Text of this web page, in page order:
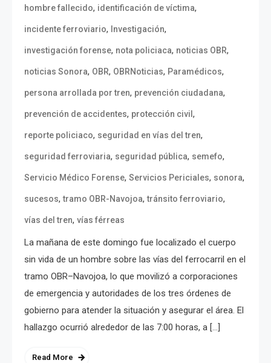
hombre fallecido, identificación de víctima,
incidente ferroviario, Investigación,
investigación forense, nota policiaca, noticias OBR,
noticias Sonora, OBR, OBRNoticias, Paramédicos,
persona arrollada por tren, prevención ciudadana,
prevención de accidentes, protección civil ,
reporte policiaco, seguridad en vías del tren,
seguridad ferroviaria, seguridad pública, semefo,
Servicio Médico Forense, Servicios Periciales, sonora,
sucesos,tramo OBR-Navojoa,tránsito ferroviario,
vías del tren, vías férreas
La mañana de este domingo fue localizado el cuerpo
sin vida de un hombre sobre las vías del ferrocarril en el
tramo OBR–Navojoa, lo que movilizó a corporaciones
de emergencia y autoridades de los tres órdenes de
gobierno para atender la situación y asegurar el área. El
hallazgo ocurrió alrededor de las 7:00 horas, a […]
Read More